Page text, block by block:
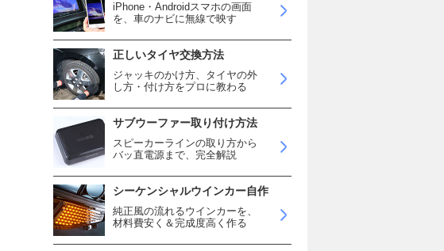
iPhone・Androidスマホの画面
を、車のナビに無線で映す
正しいタイヤ交換方法
ジャッキのかけ方、タイヤの外
し方・付け方をプロに教わる
サブウーファー取り付け方法
スピーカーラインの取り方から
バッ直電源まで、完全解説
シーケンシャルウインカー自作
純正風の流れるウインカーを、
材料費安く＆完成度高く作る